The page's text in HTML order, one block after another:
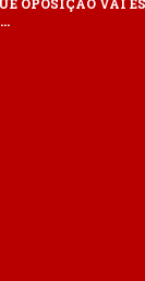
OPOSIÇÃO VAI